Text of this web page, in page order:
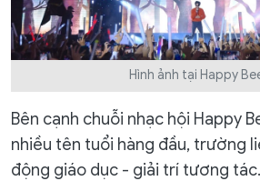
Hình ảnh tại Happy
Bên cạnh chuỗi nhạc hội Happy
nhiều tên tuổi hàng đầu, trường
động giáo dục - giải trí tương tác.